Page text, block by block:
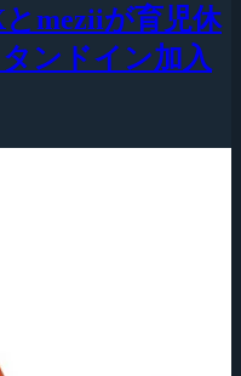
とmeziiが育児休
ンドイン加入